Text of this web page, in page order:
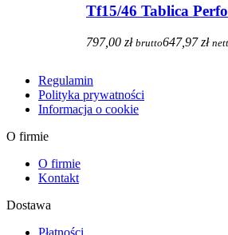
Tf15/46 Tablica
797,00 zł brutto647,97 zł
Regulamin
Polityka prywatności
Informacja o cookie
O firmie
O firmie
Kontakt
Dostawa
Płatności